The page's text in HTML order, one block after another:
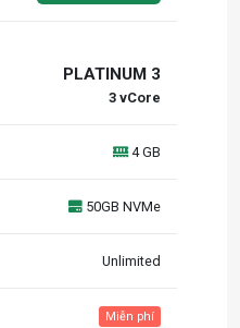
PLATINUM 3
3 vCore
4 GB
50GB NVMe
Unlimited
Miễn phí